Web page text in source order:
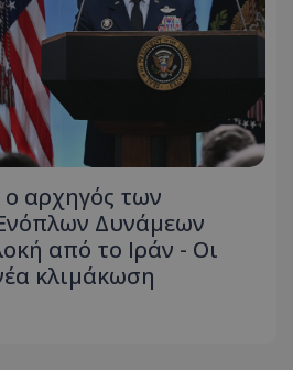
ο αρχηγός των
Δυνάμεων
από το Ιράν - Οι
κλιμάκωση